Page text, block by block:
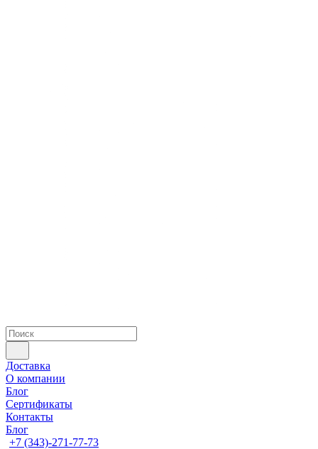
Доставка
О компании
Блог
Сертификаты
Контакты
Блог
+7 (343)-271-77-73